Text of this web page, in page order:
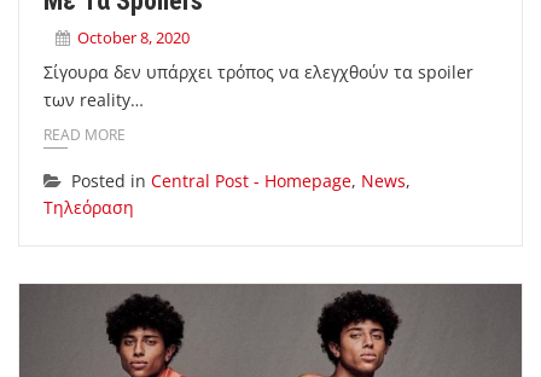
October 8, 2020
Σίγουρα δεν υπάρχει τρόπος να ελεγχθούν τα spoiler
των reality…
READ MORE
Posted in Central Post - Homepage, News,
Τηλεόραση